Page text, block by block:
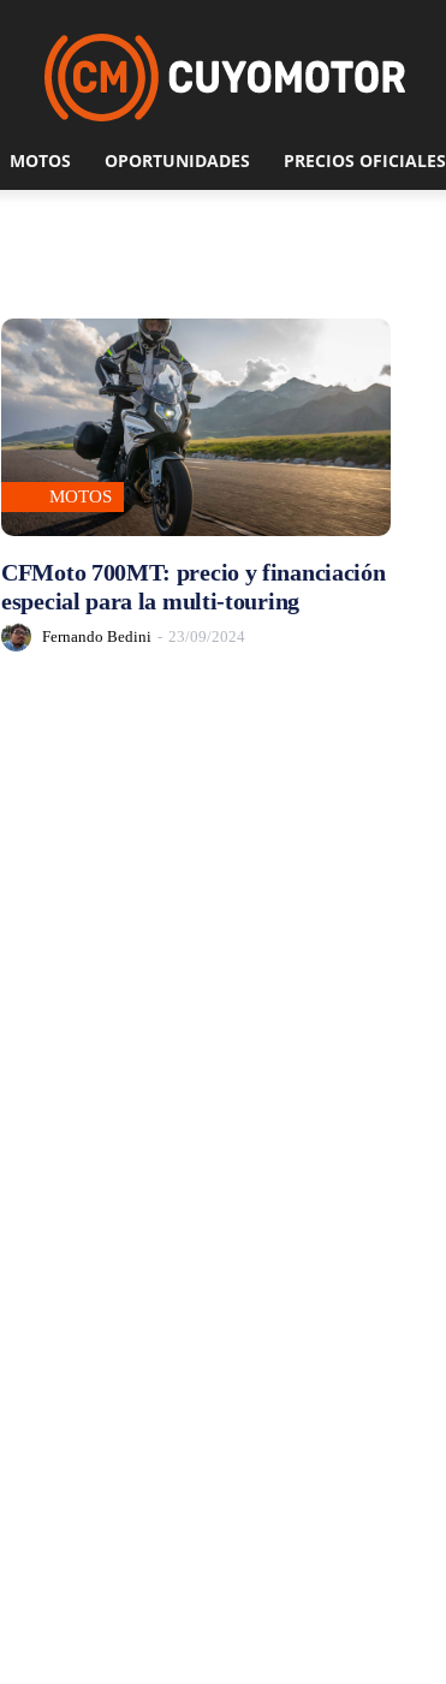
MOTOS OPORTUNIDADES PRECIOS OFICIALES
MOTOS
CFMoto 700MT: precio y financiación
especial para la multi-touring
Fernando Bedini - 23/09/2024